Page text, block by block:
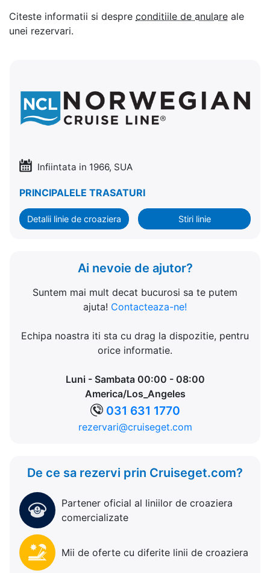
Citeste informatii si despre conditiile de anulare ale
unei rezervari.
Infiintata in 1966, SUA
PRINCIPALELE TRASATURI
Detalii linie de croaziera Stiri linie
Ai nevoie de ajutor?
Suntem mai mult decat bucurosi sa te putem
ajuta! Contacteaza-ne!
Echipa noastra iti sta cu drag la dispozitie, pentru
orice informatie.
Luni - Sambata 00:00 - 08:00
America/Los_Angeles
031 631 1770
rezervari@cruiseget.com
De ce sa rezervi prin Cruiseget.com?
Partener oficial al liniilor de croaziera
comercializate
Mii de oferte cu diferite linii de croaziera